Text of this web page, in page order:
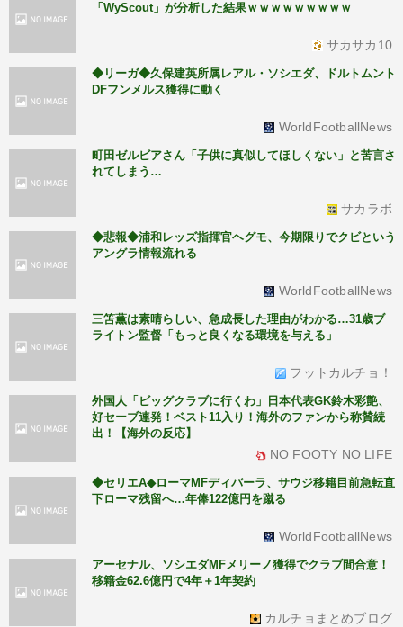
「WyScout」が分析した結果ｗｗｗｗｗｗｗｗｗ
サカサカ10
◆リーガ◆久保建英所属レアル・ソシエダ、ドルトムント
DFフンメルス獲得に動く
WorldFootballNews
町田ゼルビアさん「子供に真似してほしくない」と苦言さ
れてしまう…
サカラボ
◆悲報◆浦和レッズ指揮官ヘグモ、今期限りでクビという
アングラ情報流れる
WorldFootballNews
三笘薫は素晴らしい、急成長した理由がわかる…31歳ブ
ライトン監督「もっと良くなる環境を与える」
フットカルチョ！
外国人「ビッグクラブに行くわ」日本代表GK鈴木彩艶、
好セーブ連発！ベスト11入り！海外のファンから称賛続
出！【海外の反応】
NO FOOTY NO LIFE
◆セリエA◆ローマMFディバーラ、サウジ移籍目前急転直
下ローマ残留へ…年俸122億円を蹴る
WorldFootballNews
アーセナル、ソシエダMFメリーノ獲得でクラブ間合意！
移籍金62.6億円で4年＋1年契約
カルチョまとめブログ